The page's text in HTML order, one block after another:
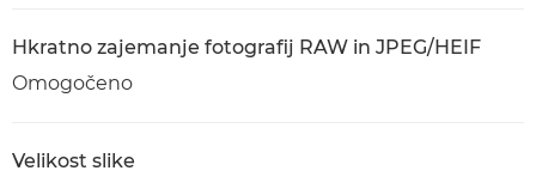
Hkratno zajemanje fotografij RAW in JPEG/HEIF
Omogočeno
Velikost slike